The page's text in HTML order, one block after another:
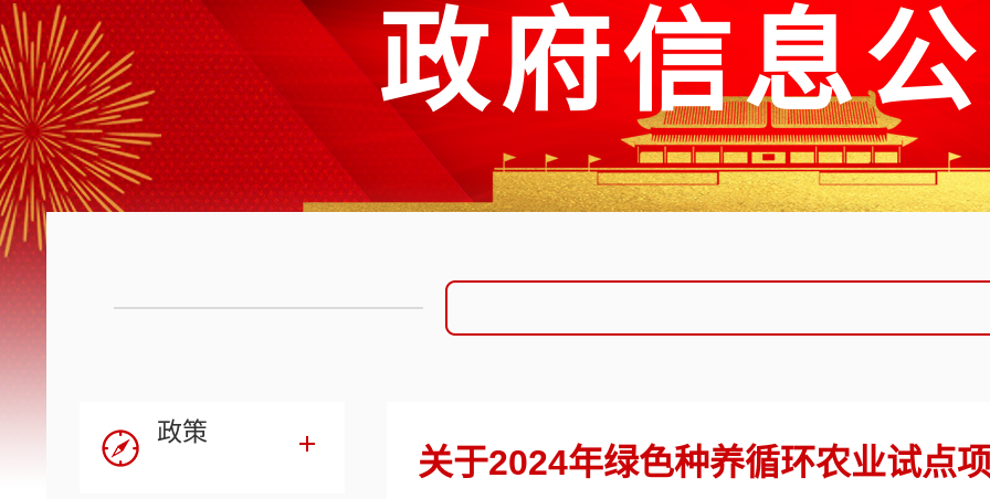
政府信息
政策
关于2024年绿色种养循环农业试点